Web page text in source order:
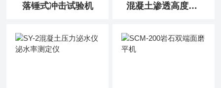
落锤式冲击试验机 混凝土渗透高度系数梯形板